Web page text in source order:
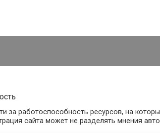
за работоспособность ресурсов, на
сайта может не разделять мнения